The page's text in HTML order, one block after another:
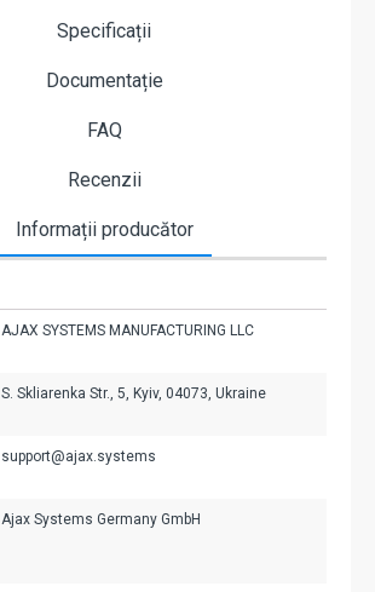
Specificații
Documentație
FAQ
Recenzii
Informații producător
AJAX SYSTEMS MANUFACTURING LLC
S. Skliarenka Str., 5, Kyiv, 04073, Ukraine
support@ajax.systems
Ajax Systems Germany GmbH